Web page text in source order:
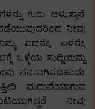
ಗುರು ಆಳುತ್ತಾನೆ.
ನೀವು
ನಿಮ್ಮ ಐದನೇ, ಏಳನೇ,
ಒಳ್ಳೆಯ ಸುದ್ದಿಯನ್ನು
ನನಸಾಗಿಸಬಹುದು.
ಮದುವೆಯಾಗುವ
ನೀವು